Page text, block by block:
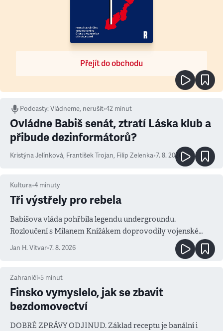
Přejít do obchodu
Podcasty:Vládneme, nerušit•42 minut
Ovládne Babiš senát, ztratí Láska klub a
přibude dezinformátorů?
Kristýna Jelínková, František Trojan, Filip Zelenka•7. 8. 2026
Kultura•4 minuty
Tři výstřely pro rebela
Babišova vláda pohřbila legendu undergroundu.
Rozloučení s Milanem Knížákem doprovodily vojenské
salvy i kritika pokrokářů
Jan H. Vitvar•7. 8. 2026
Zahraničí•5 minut
Finsko vymyslelo, jak se zbavit
bezdomovectví
DOBRÉ ZPRÁVY ODJINUD. Základ receptu je banální i